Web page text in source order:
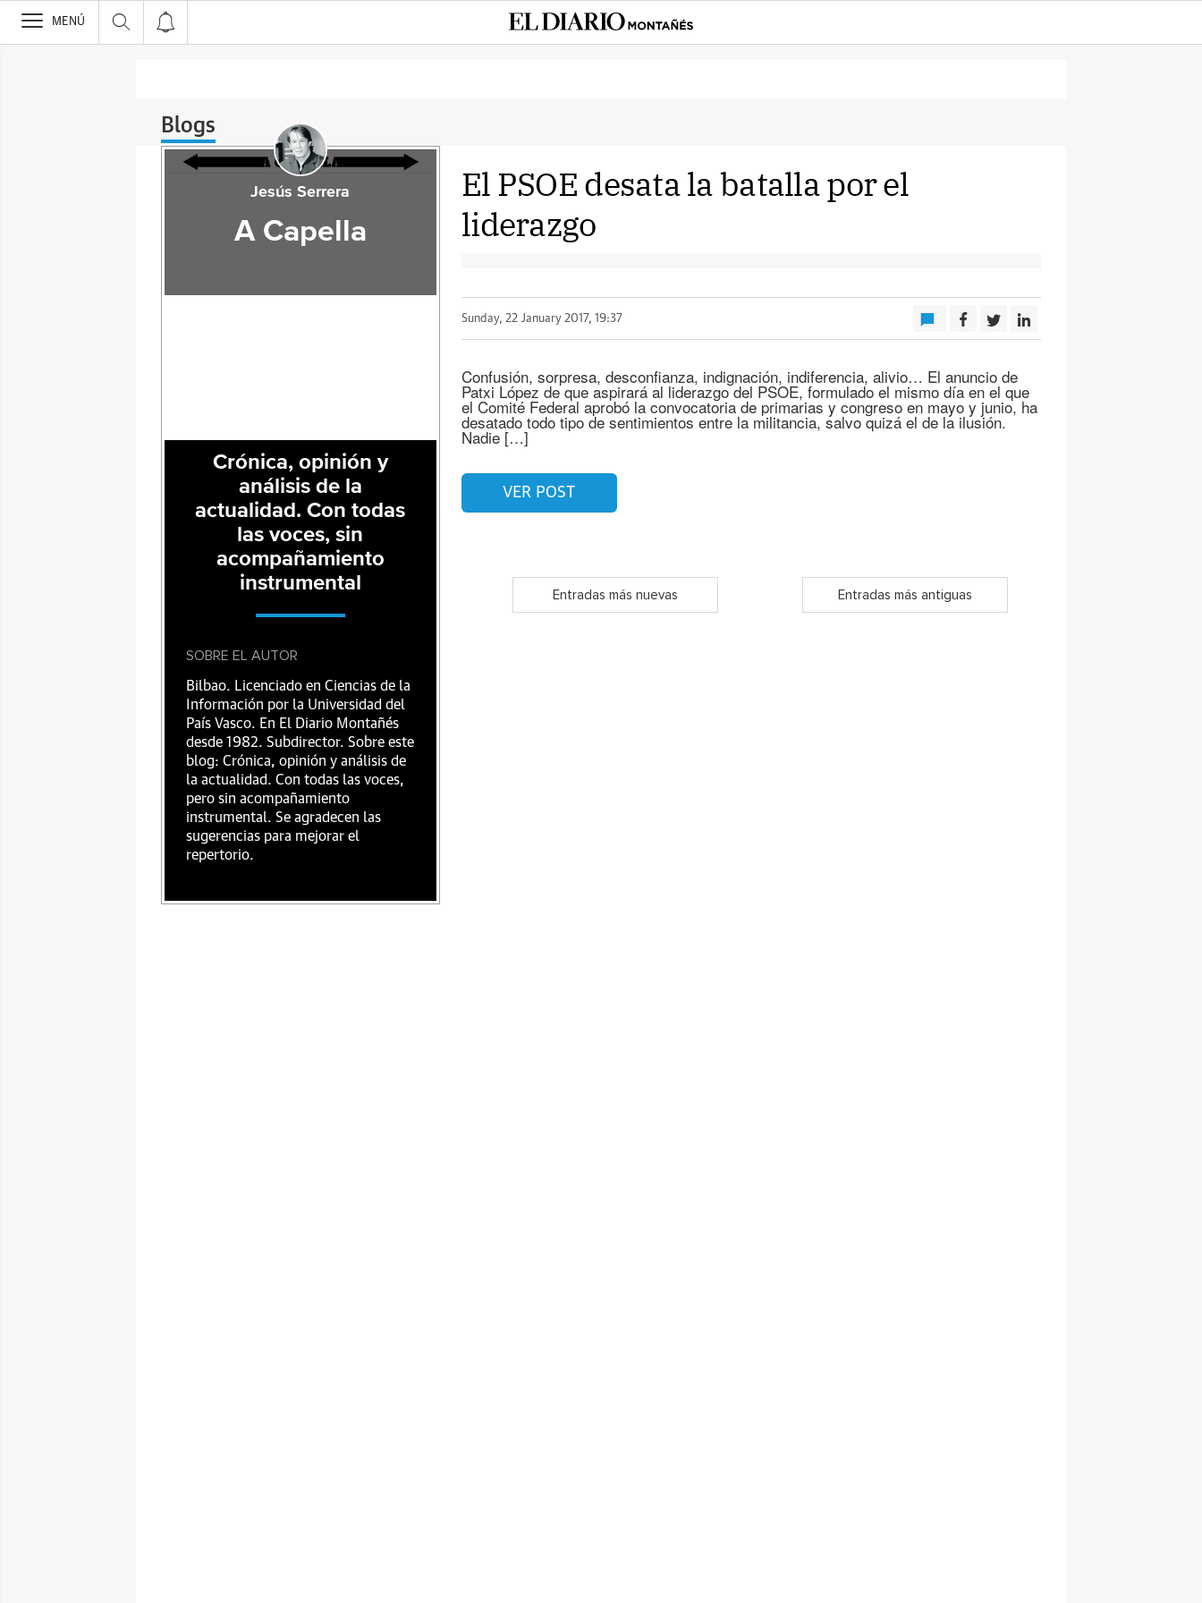
>
MENÚ
Blogs
El PSOE desata la batalla por el
liderazgo
Sunday, 22 January 2017, 19:37
Confusión, sorpresa, desconfianza, indignación, indiferencia, alivio… El anuncio de
Patxi López de que aspirará al liderazgo del PSOE, formulado el mismo día en el que
el Comité Federal aprobó la convocatoria de primarias y congreso en mayo y junio, ha
desatado todo tipo de sentimientos entre la militancia, salvo quizá el de la ilusión.
Nadie […]
VER POST
Entradas más nuevas Entradas más antiguas
Jesús Serrera
A Capella
Crónica, opinión y
análisis de la
actualidad. Con todas
las voces, sin
acompañamiento
instrumental
SOBRE EL AUTOR
Bilbao. Licenciado en Ciencias de la
Información por la Universidad del
País Vasco. En El Diario Montañés
desde 1982. Subdirector. Sobre este
blog: Crónica, opinión y análisis de
la actualidad. Con todas las voces,
pero sin acompañamiento
instrumental. Se agradecen las
sugerencias para mejorar el
repertorio.